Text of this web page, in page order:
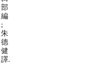
部
編
;
朱
德
健
譯.